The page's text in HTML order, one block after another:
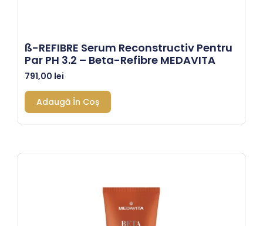
SS-REFIBRE Serum Reconstructiv Pentru
Par PH 3.2 – Beta-Refibre MEDAVITA
791,00 lei
Adaugă În Coș